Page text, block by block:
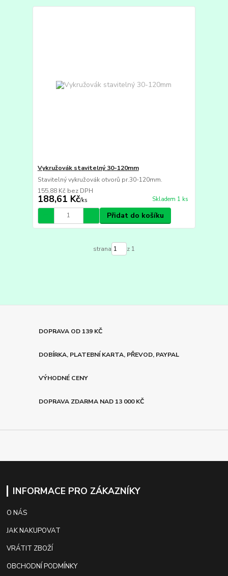
Vykružovák stavitelný 30-120mm
Stavitelný vykružovák otvorů pr.30-120mm.
188,61 Kč/ks
155,88 Kč bez DPH
Skladem 1 ks
Přidat do košíku
strana z 1
DOPRAVA OD 139 KČ
DOBÍRKA, PLATEBNÍ KARTA, PŘEVOD, PAYPAL
VÝHODNÉ CENY
DOPRAVA ZDARMA NAD 13 000 KČ
INFORMACE PRO ZÁKAZNÍKY
O NÁS
JAK NAKUPOVAT
VRÁTIT ZBOŽÍ
OBCHODNÍ PODMÍNKY